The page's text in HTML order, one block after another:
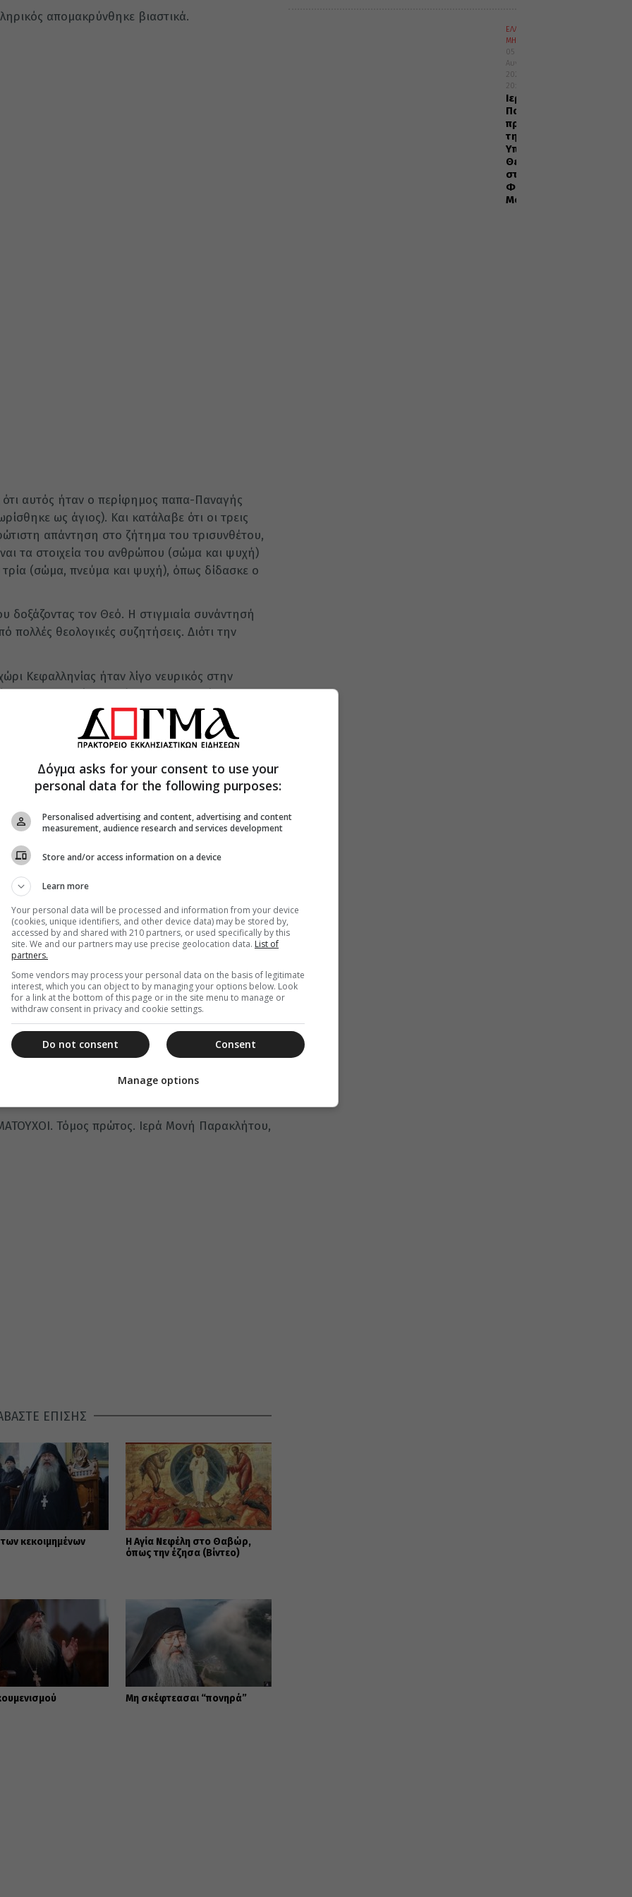
απομακρύνθηκε βιαστικά.
αυτός ήταν ο περίφημος παπα-Παναγής
ως άγιος). Και κατάλαβε ότι οι τρεις
απάντηση στο ζήτημα του τρισυνθέτου,
τα στοιχεία του ανθρώπου (σώμα και ψυχή)
τρία (σώμα, πνεύμα και ψυχή), όπως δίδασκε ο
δοξάζοντας τον Θεό. Η στιγμιαία συνάντησή
πολλές θεολογικές συζητήσεις. Διότι την
Κεφαλληνίας ήταν λίγο νευρικός στην
ν’ ανεχθεί παρατήρηση της μητέρας του,
κλαίει και βγήκε έξω. Ανέβηκε έπειτα στο
Παναγή Μπασιά. Κατέβηκε από το άλογο
του λέει αναπάντεχα:
το χέρι που χτυπά τους γονείς του. Δεν θα
η μάνα σου σε συγχωρέσει, τότε να πας.
θαυμασμό και θλίψη. Μετανοιωμένος γύρισε
να κλαίει ακόμη. Της είπε τι του συνέβη και
να είναι ταραγμένη και δεν τον
ημέρες! Τότε με την ευχή της μητέρας
συνάντησε ξανά τον άγιο.
μάνα σου μην την στενοχωρήσεις.
Τόμος πρώτος. Ιερά Μονή Παρακλήτου,
ΕΠΙΣΗΣ
κεκοιμημένων
Η Αγία Νεφέλη στο Θαβώρ,
όπως την έζησα (Βίντεο)
Μη σκέφτεασαι “πονηρά”
ΕΛΛΑΔΑ
ΜΗΤΡΟΠΟΛΕΙΣ
05
Αυγούστου
2026
20:29
Ιερά
Παράκληση
προς
την
Υπεραγία
Θεοτόκο
στα
Φαβριανά
Μονοφατσίου
Δόγμα asks for your consent to use your
personal data for the following purposes:
Personalised advertising and content, advertising and content
measurement, audience research and services development
Store and/or access information on a device
Learn more
Your personal data will be processed and information from your device
(cookies, unique identifiers, and other device data) may be stored by,
accessed by and shared with 210 partners, or used specifically by this
site. We and our partners may use precise geolocation data. List of
partners.
Some vendors may process your personal data on the basis of legitimate
interest, which you can object to by managing your options below. Look
for a link at the bottom of this page or in the site menu to manage or
withdraw consent in privacy and cookie settings.
Consent
Do not consent
Manage options